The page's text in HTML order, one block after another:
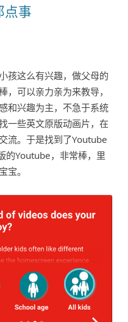
点事
孩这么有兴趣，做父母的
，可以亲力亲为来教导，
和兴趣为主，不急于系统
一些英文原版动画片，在
流。于是找到了Youtube
的Youtube，非常棒，里
宝。